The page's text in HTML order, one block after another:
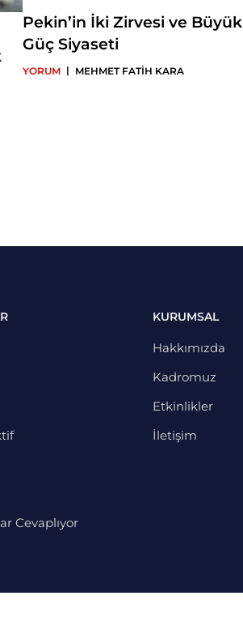
Pekin’in İki Zirvesi ve Büyük
Güç Siyaseti
YORUM | MEHMET FATİH KARA
Cevaplıyor
KURUMSAL
Hakkımızda
Kadromuz
Etkinlikler
İletişim